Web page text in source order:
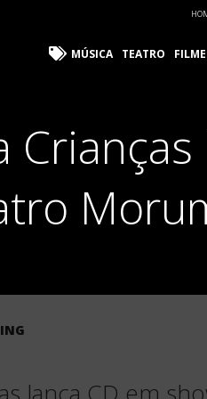
MÚSICA TEATRO
lança CD em